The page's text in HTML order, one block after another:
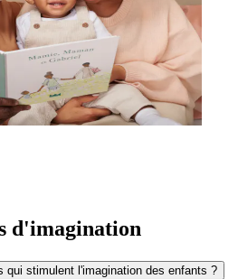
d'imagination
stimulent l'imagination des enfants ?